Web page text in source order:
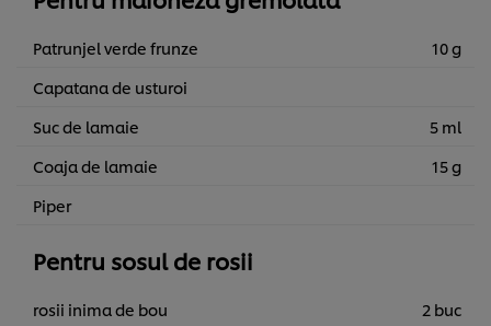
Patrunjel verde frunze
10 g
Capatana de usturoi
Suc de lamaie
5 ml
Coaja de lamaie
15 g
Piper
Pentru sosul de rosii
rosii inima de bou
2 buc